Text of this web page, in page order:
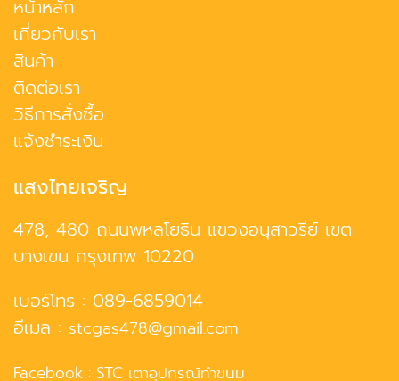
หน้าหลัก
เกี่ยวกับเรา
สินค้า
ติดต่อเรา
วิธีการสั่งซื้อ
แจ้งชำระเงิน
แสงไทยเจริญ
478, 480 ถนนพหลโยธิน แขวงอนุสาวรีย์ เขต
บางเขน กรุงเทพ 10220
เบอร์โทร : 089-6859014
อีเมล : stcgas478@gmail.com
Facebook : STC เตาอุปกรณ์ทำขนม